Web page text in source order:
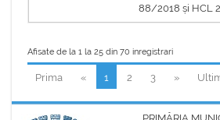
88/2018 și HCL
Afisate de la 1 la 25 din 70 inregistrari
Prima « 1 2 3 »